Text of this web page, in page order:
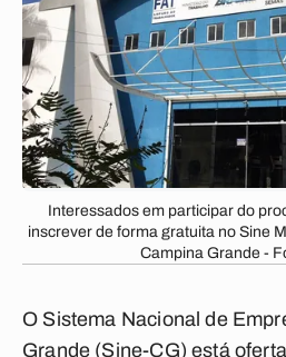
Interessados em participar do
inscrever de forma gratuita no Sine
Campina Grande -
O Sistema Nacional de
Grande (Sine-CG) está